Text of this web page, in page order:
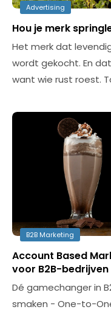
Advertising
Hou je merk
Het merk dat
wordt gekocht. En
want wie rust roest.
B2B Marketing
Account Based
voor B2B-bedrijven
Dé gamechanger in
smaken - One-to-